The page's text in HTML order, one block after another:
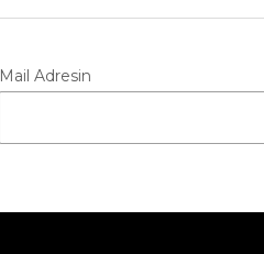
Mail Adresin